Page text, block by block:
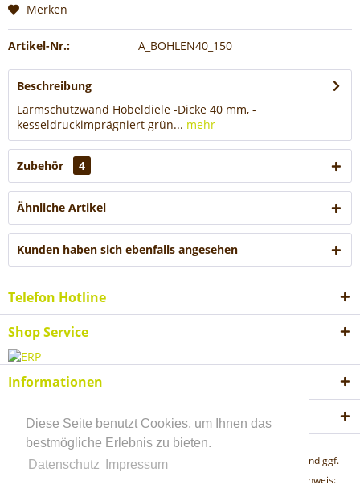
Diese Seite benutzt Cookies, um Ihnen das
bestmögliche Erlebnis zu bieten.
Datenschutz
Impressum
Merken
Artikel-Nr.: A_BOHLEN40_150
Beschreibung
Lärmschutzwand Hobeldiele -Dicke 40 mm, -
kesseldruckimprägniert grün... mehr
Zubehör 4
Ähnliche Artikel
Kunden haben sich ebenfalls angesehen
Telefon Hotline
Shop Service
Informationen
Akzeptierte Zahlungsweisen
* Alle Preise inkl. gesetzl. Mehrwertsteuer zzgl.
und ggf.
Nachnahmegebühren, wenn nicht anders beschrieben "Lieferhinweis: